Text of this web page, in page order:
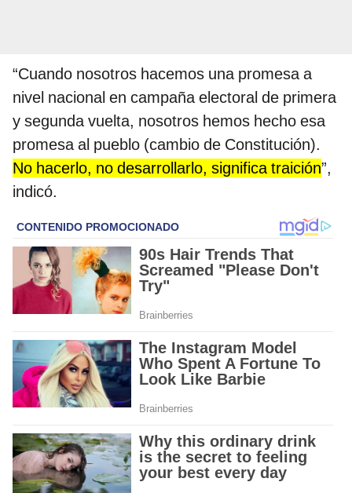
“Cuando nosotros hacemos una promesa a
nivel nacional en campaña electoral de primera
y segunda vuelta, nosotros hemos hecho esa
promesa al pueblo (cambio de Constitución).
No hacerlo, no desarrollarlo, significa traición”,
indicó.